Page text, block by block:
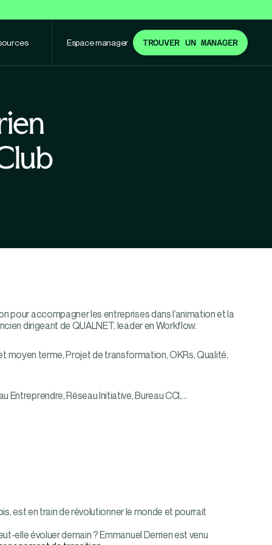
Espace manager TROUVER UN MANAGER
pour accompagner les entreprises dans l’animation et la
dirigeant de QUALNET, leader en Workflow.
moyen terme, Projet de transformation, OKRs, Qualité,
Entreprendre, Réseau Initiative, Bureau CCI,…
est en train de révolutionner le monde et pourrait
elle évoluer demain ? Emmanuel Derrien est venu